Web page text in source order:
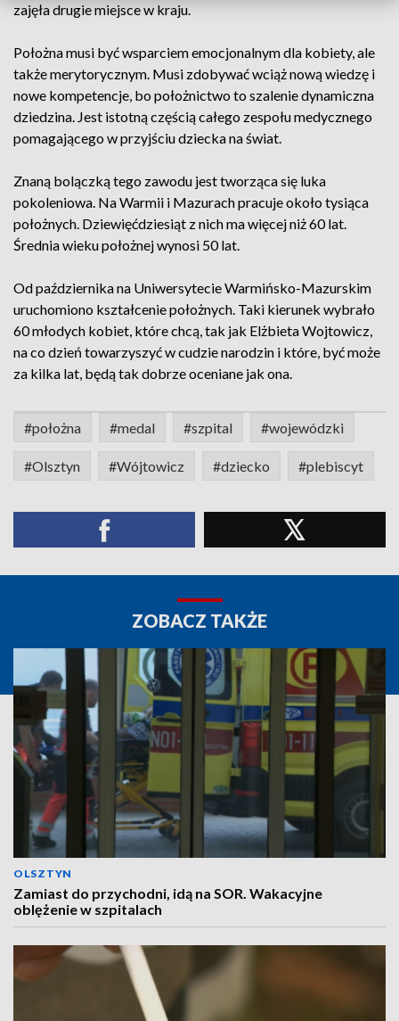
zajęła drugie miejsce w kraju.
Położna musi być wsparciem emocjonalnym dla kobiety, ale
także merytorycznym. Musi zdobywać wciąż nową wiedzę i
nowe kompetencje, bo położnictwo to szalenie dynamiczna
dziedzina. Jest istotną częścią całego zespołu medycznego
pomagającego w przyjściu dziecka na świat.
Znaną bolączką tego zawodu jest tworząca się luka
pokoleniowa. Na Warmii i Mazurach pracuje około tysiąca
położnych. Dziewięćdziesiąt z nich ma więcej niż 60 lat.
Średnia wieku położnej wynosi 50 lat.
Od października na Uniwersytecie Warmińsko-Mazurskim
uruchomiono kształcenie położnych. Taki kierunek wybrało
60 młodych kobiet, które chcą, tak jak Elżbieta Wojtowicz,
na co dzień towarzyszyć w cudzie narodzin i które, być może
za kilka lat, będą tak dobrze oceniane jak ona.
#położna #medal #szpital #wojewódzki
#Olsztyn #Wójtowicz #dziecko #plebiscyt
ZOBACZ TAKŻE
OLSZTYN
Zamiast do przychodni, idą na SOR. Wakacyjne
oblężenie w szpitalach